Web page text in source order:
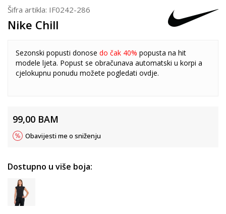
Šifra artikla: IF0242-286
Nike Chill
Sezonski popusti donose do čak 40% popusta na hit
modele ljeta. Popust se obračunava automatski u korpi a
cjelokupnu ponudu možete pogledati ovdje.
99,00 BAM
Obavijesti me o sniženju
Dostupno u više boja: